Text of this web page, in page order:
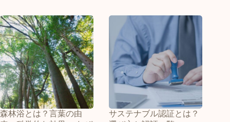
森林浴とは？言葉の由
サステナブル認証とは？